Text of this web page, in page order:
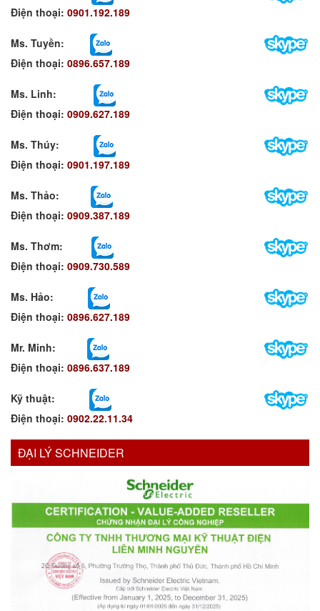
Điện thoại: 0901.192.189
Ms. Tuyền:
Điện thoại: 0896.657.189
Ms. Linh:
Điện thoại: 0909.627.189
Ms. Thúy:
Điện thoại: 0901.197.189
Ms. Thảo:
Điện thoại: 0909.387.189
Ms. Thơm:
Điện thoại: 0909.730.589
Ms. Hảo:
Điện thoại: 0896.627.189
Mr. Minh:
Điện thoại: 0896.637.189
Kỹ thuật:
Điện thoại: 0902.22.11.34
ĐẠI LÝ SCHNEIDER